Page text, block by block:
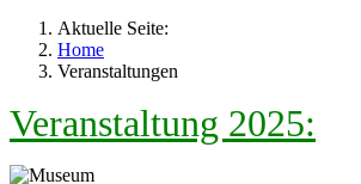
Aktuelle Seite:
Home
Veranstaltungen
Veranstaltung 2025: